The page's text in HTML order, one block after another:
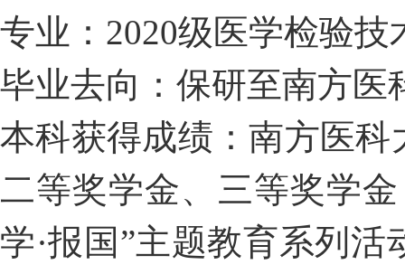
专业：2020级医学检验技
毕业去向：保研至南方医
本科获得成绩：南方医科
二等奖学金、三等奖学
学·报国”主题教育系列